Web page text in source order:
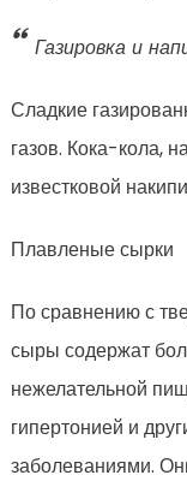
Газировка и
Сладкие
газов. Кока-кола,
известковой
Плавленые сырки
По сравнению с
сыры содержат
нежелательной
гипертонией и
заболеваниями.